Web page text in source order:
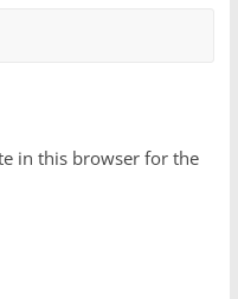
in this browser for the